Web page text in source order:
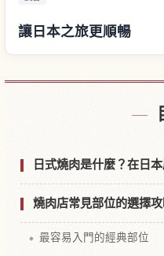
讓日本之旅更順暢
日式燒肉是什麼？在日
燒肉店常見部位的選擇
最容易入門的經典部位